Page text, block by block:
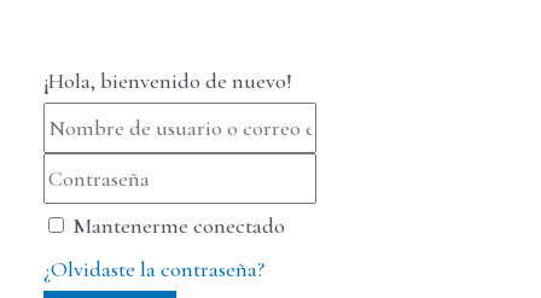
¡Hola, bienvenido de nuevo!
Mantenerme conectado
¿Olvidaste la contraseña?